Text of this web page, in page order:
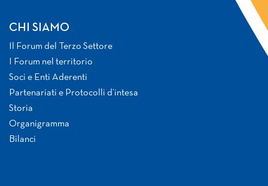
CHI SIAMO
Il Forum del Terzo Settore
I Forum nel territorio
Soci e Enti Aderenti
Partenariati e Protocolli d’intesa
Storia
Organigramma
Bilanci